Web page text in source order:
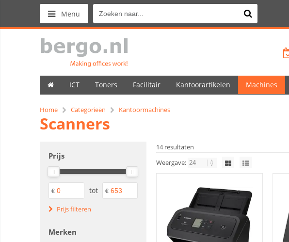
Menu
ICT Toners Facilitair Kantoorartikelen Machines
Home Categorieën Kantoormachines
Scanners
Prijs
€ tot €
Prijs filteren
Merken
14 resultaten
Weergave: